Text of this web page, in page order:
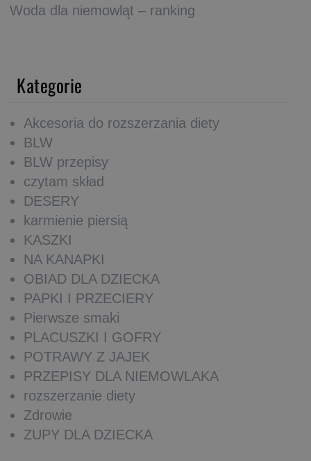
Woda dla niemowląt – ranking
Kategorie
Akcesoria do rozszerzania diety
BLW
BLW przepisy
czytam skład
DESERY
karmienie piersią
KASZKI
NA KANAPKI
OBIAD DLA DZIECKA
PAPKI I PRZECIERY
Pierwsze smaki
PLACUSZKI I GOFRY
POTRAWY Z JAJEK
PRZEPISY DLA NIEMOWLAKA
rozszerzanie diety
Zdrowie
ZUPY DLA DZIECKA